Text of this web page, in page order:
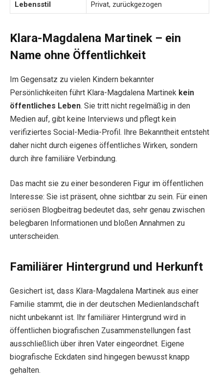
Lebensstil
Privat, zurückgezogen
Klara-Magdalena Martinek – ein
Name ohne Öffentlichkeit
Im Gegensatz zu vielen Kindern bekannter
Persönlichkeiten führt Klara-Magdalena Martinek kein
öffentliches Leben. Sie tritt nicht regelmäßig in den
Medien auf, gibt keine Interviews und pflegt kein
verifiziertes Social-Media-Profil. Ihre Bekanntheit entsteht
daher nicht durch eigenes öffentliches Wirken, sondern
durch ihre familiäre Verbindung.
Das macht sie zu einer besonderen Figur im öffentlichen
Interesse: Sie ist präsent, ohne sichtbar zu sein. Für einen
seriösen Blogbeitrag bedeutet das, sehr genau zwischen
belegbaren Informationen und bloßen Annahmen zu
unterscheiden.
Familiärer Hintergrund und Herkunft
Gesichert ist, dass Klara-Magdalena Martinek aus einer
Familie stammt, die in der deutschen Medienlandschaft
nicht unbekannt ist. Ihr familiärer Hintergrund wird in
öffentlichen biografischen Zusammenstellungen fast
ausschließlich über ihren Vater eingeordnet. Eigene
biografische Eckdaten sind hingegen bewusst knapp
gehalten.